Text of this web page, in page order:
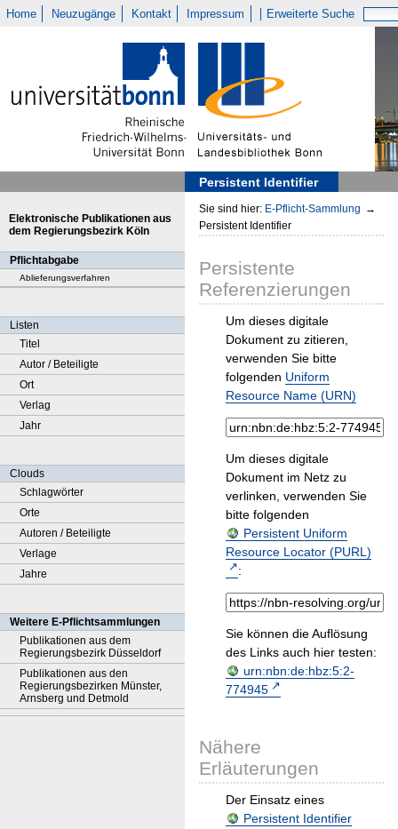
Home Neuzugänge Kontakt Impressum Erweiterte Suche
Persistent Identifier
Elektronische Publikationen aus
dem Regierungsbezirk Köln
Pflichtabgabe
Ablieferungsverfahren
Listen
Titel
Autor / Beteiligte
Ort
Verlag
Jahr
Clouds
Schlagwörter
Orte
Autoren / Beteiligte
Verlage
Jahre
Weitere E-Pflichtsammlungen
Publikationen aus dem
Regierungsbezirk Düsseldorf
Publikationen aus den
Regierungsbezirken Münster,
Arnsberg und Detmold
Sie sind hier: E-Pflicht-Sammlung →
Persistent Identifier
Persistente
Referenzierungen
Um dieses digitale
Dokument zu zitieren,
verwenden Sie bitte
folgenden Uniform
Resource Name (URN)
Um dieses digitale
Dokument im Netz zu
verlinken, verwenden Sie
bitte folgenden
Persistent Uniform
Resource Locator (PURL)
:
Sie können die Auflösung
des Links auch hier testen:
urn:nbn:de:hbz:5:2-
774945
Nähere
Erläuterungen
Der Einsatz eines
Persistent Identifier